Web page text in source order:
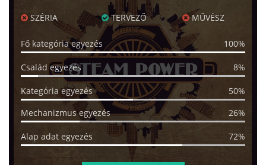
SZÉRIA TERVEZŐ MŰVÉSZ
Fő kategória egyezés 100%
Család egyezés 8%
Kategória egyezés
50%
Mechanizmus egyezés
26%
Alap adat egyezés 72%